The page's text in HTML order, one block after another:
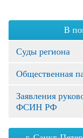
В
Суды региона
Общественная
Заявления
ФСИН РФ